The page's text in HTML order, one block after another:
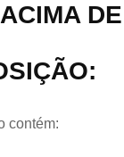
contém: